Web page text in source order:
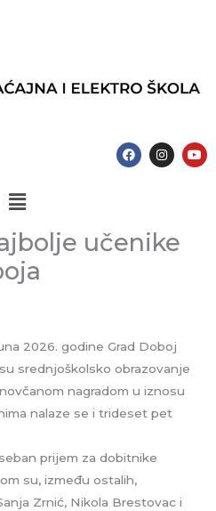
F
a
c
k
I
n
s
a
m
Y
o
u
Menu
učenike
2026. godine Grad Doboj
srednjoškolsko obrazovanje
nagradom u iznosu
nalaze se i trideset pet
prijem za dobitnike
su, između ostalih,
Zrnić, Nikola Brestovac i